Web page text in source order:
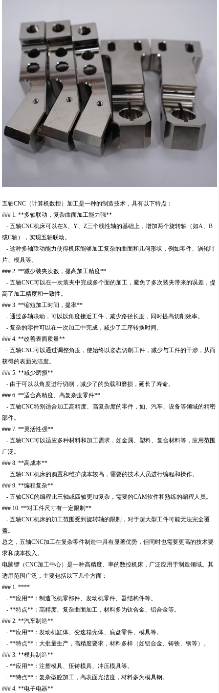
五轴CNC（计算机数控）加工是一种的制造技术，具有以下特点：
### 1. **多轴联动，复杂曲面加工能力强**
- 五轴CNC机床可以在X、Y、Z三个线性轴的基础上，增加两个旋转轴（如A、B
或C轴），实现五轴联动。
- 这种多轴联动能力使得机床能够加工复杂的曲面和几何形状，例如零件、涡轮叶
片、模具等。
### 2. **减少装夹次数，提高加工精度**
- 五轴CNC可以在一次装夹中完成多个面的加工，避免了多次装夹带来的误差，提
高了加工精度和一致性。
### 3. **缩短加工时间，提率**
- 通过多轴联动，可以以角度接近工件，减少路径长度，同时提高切削效率。
- 复杂的零件可以在一次加工中完成，减少了工序转换时间。
### 4. **改善表面质量**
- 五轴CNC可以通过调整角度，使始终以姿态切削工件，减少与工件的干涉，从而
获得的表面光洁度。
### 5. **减少磨损**
- 由于可以以角度进行切削，减少了的负载和磨损，延长了寿命。
### 6. **适合高精度、高复杂度零件**
- 五轴CNC特别适合加工高精度、高复杂度的零件，如、汽车、设备等领域的精密
部件。
### 7. **灵活性强**
- 五轴CNC可以适应多种材料和加工需求，如金属、塑料、复合材料等，应用范围
广泛。
### 8. **高成本**
- 五轴CNC机床的购置和维护成本较高，需要的技术人员进行编程和操作。
### 9. **编程复杂**
- 五轴CNC的编程比三轴或四轴更加复杂，需要的CAM软件和熟练的编程人员。
### 10. **对工件尺寸有一定限制**
- 五轴CNC机床的加工范围受到旋转轴的限制，对于超大型工件可能无法完全覆
盖。
总之，五轴CNC加工在复杂零件制造中具有显著优势，但同时也需要更高的技术要
求和成本投入。
电脑锣（CNC加工中心）是一种高精度、率的数控机床，广泛应用于制造领域。其
适用范围广泛，主要包括以下几个方面：
### 1. ****
- **应用**：制造飞机零部件、发动机零件、器结构件等。
- **特点**：高精度、复杂曲面加工，材料多为钛合金、铝合金等。
### 2. **汽车制造**
- **应用**：发动机缸体、变速箱壳体、底盘零件、模具等。
- **特点**：大批量生产，高精度要求，材料多样（如铝合金、铸铁、钢等）。
### 3. **模具制造**
- **应用**：注塑模具、压铸模具、冲压模具等。
- **特点**：复杂型腔加工，高表面光洁度，材料多为模具钢。
### 4. **电子电器**